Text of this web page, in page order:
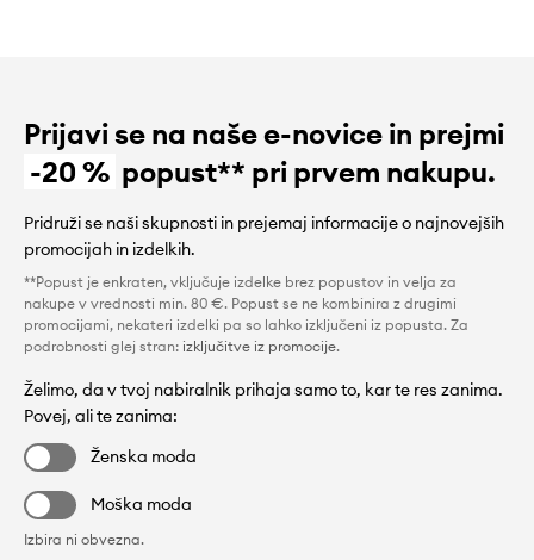
Prijavi se na naše e-novice in prejmi
-20 % popust** pri prvem nakupu.
Pridruži se naši skupnosti in prejemaj informacije o najnovejših
promocijah in izdelkih.
**Popust je enkraten, vključuje izdelke brez popustov in velja za
nakupe v vrednosti min. 80 €. Popust se ne kombinira z drugimi
promocijami, nekateri izdelki pa so lahko izključeni iz popusta. Za
podrobnosti glej stran: izključitve iz promocije.
Želimo, da v tvoj nabiralnik prihaja samo to, kar te res zanima.
Povej, ali te zanima:
Ženska moda
Moška moda
Izbira ni obvezna.